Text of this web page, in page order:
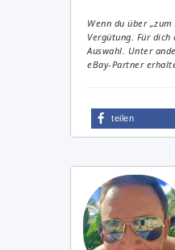
Wenn du über
Vergütung. Für
Auswahl. Unter
eBay-Partner
teilen